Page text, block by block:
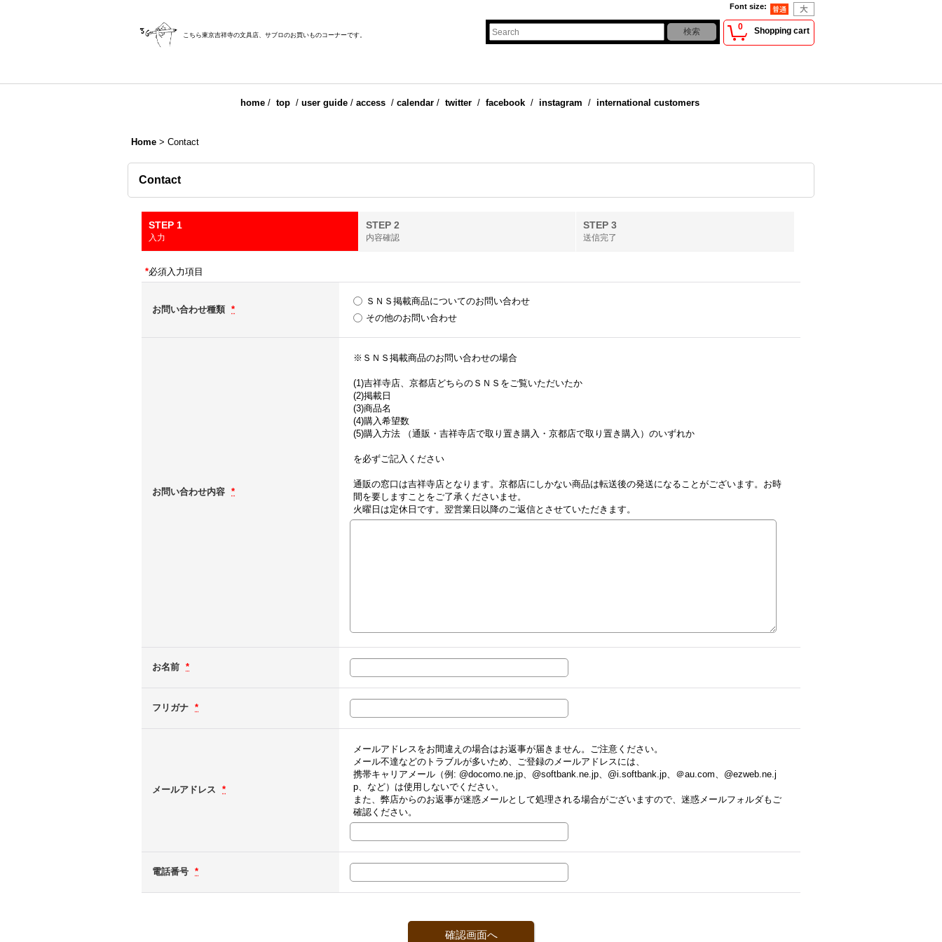
Font size:
こちら東京吉祥寺の文具店、サブロのお買いものコーナーです。
0 Shopping cart
home/ top/ user guide/ access/ calendar/ twitter/ facebook/ instagram / international customers
Home > Contact
Contact
STEP 1
入力
STEP 2
内容確認
STEP 3
送信完了
*必須入力項目
お問い合わせ種類 *
ＳＮＳ掲載商品についてのお問い合わせ
その他のお問い合わせ
お問い合わせ内容 *
※ＳＮＳ掲載商品のお問い合わせの場合
(1)吉祥寺店、京都店どちらのＳＮＳをご覧いただいたか
(2)掲載日
(3)商品名
(4)購入希望数
(5)購入方法 （通販・吉祥寺店で取り置き購入・京都店で取り置き購入）のいずれか
を必ずご記入ください
通販の窓口は吉祥寺店となります。京都店にしかない商品は転送後の発送になることがございます。お時
間を要しますことをご了承くださいませ。
火曜日は定休日です。翌営業日以降のご返信とさせていただきます。
お名前 *
フリガナ *
メールアドレス *
メールアドレスをお間違えの場合はお返事が届きません。ご注意ください。
メール不達などのトラブルが多いため、ご登録のメールアドレスには、
携帯キャリアメール（例: @docomo.ne.jp、@softbank.ne.jp、@i.softbank.jp、＠au.com、@ezweb.ne.j
p、など）は使用しないでください。
また、弊店からのお返事が迷惑メールとして処理される場合がございますので、迷惑メールフォルダもご
確認ください。
電話番号 *